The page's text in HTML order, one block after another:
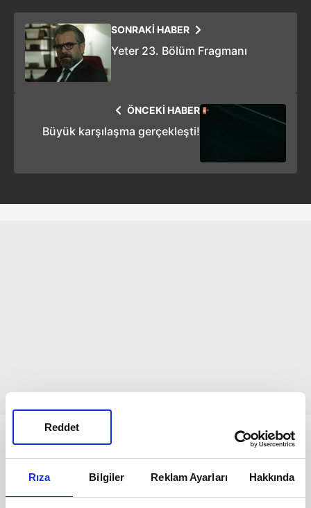
Rıza Bilgiler Reklam Ayarları Hakkında
Reddet
SONRAKİ HABER
Yeter 23. Bölüm Fragmanı
ÖNCEKİ HABER
Büyük karşılaşma gerçekleşti!
Bunlar da Var